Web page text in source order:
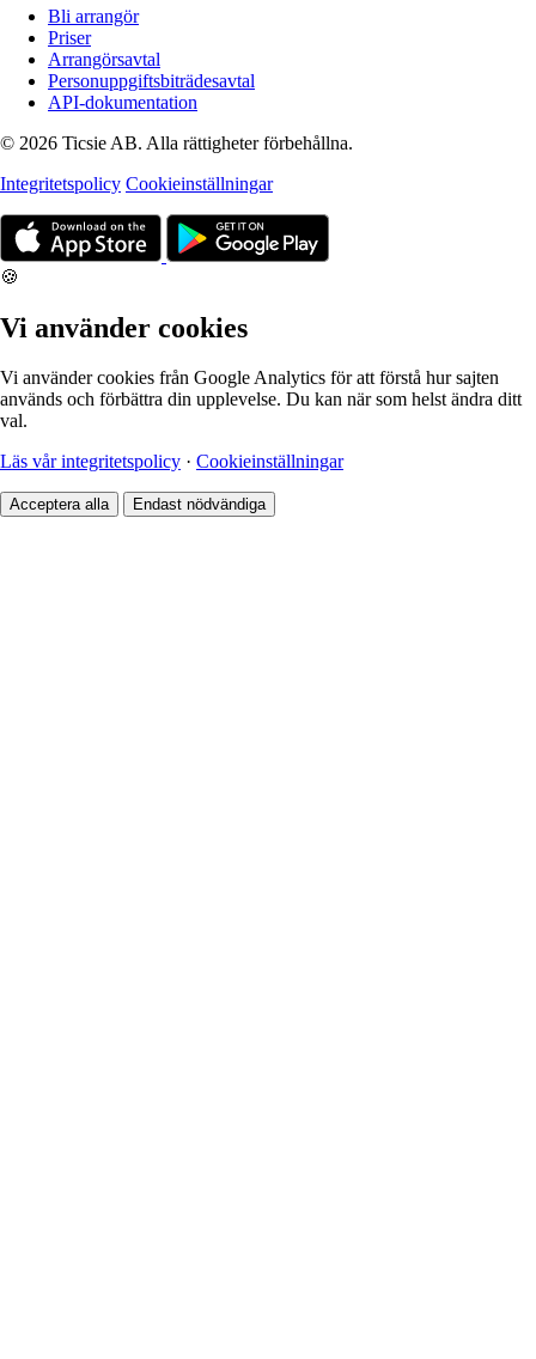
Bli arrangör
Priser
Arrangörsavtal
Personuppgiftsbiträdesavtal
API-dokumentation
© 2026 Ticsie AB. Alla rättigheter förbehållna.
Integritetspolicy Cookieinställningar
🍪
Vi använder cookies
Vi använder cookies från Google Analytics för att förstå hur sajten
används och förbättra din upplevelse. Du kan när som helst ändra ditt
val.
Läs vår integritetspolicy · Cookieinställningar
Acceptera alla Endast nödvändiga